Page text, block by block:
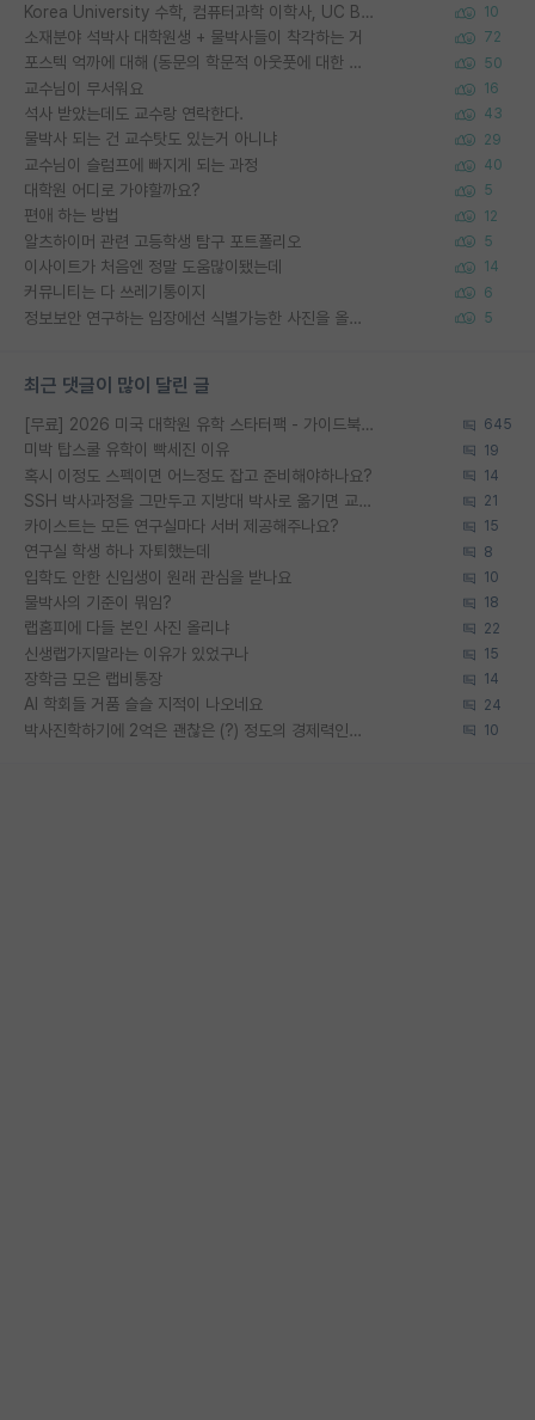
Korea University 수학, 컴퓨터과학 이학사, UC Berkeley 산업공학 대학원 공학박사가 되는 것은 쉽지 않겠죠? 10
소재분야 석박사 대학원생 + 물박사들이 착각하는 거 72
포스텍 억까에 대해 (동문의 학문적 아웃풋에 대한 반박) 50
교수님이 무서워요 16
석사 받았는데도 교수랑 연락한다. 43
물박사 되는 건 교수탓도 있는거 아니냐 29
교수님이 슬럼프에 빠지게 되는 과정 40
대학원 어디로 가야할까요? 5
편애 하는 방법 12
알츠하이머 관련 고등학생 탐구 포트폴리오 5
이사이트가 처음엔 정말 도움많이됐는데 14
커뮤니티는 다 쓰레기통이지 6
정보보안 연구하는 입장에선 식별가능한 사진을 올리는건 비추이긴함 5
최근 댓글이 많이 달린 글
[무료] 2026 미국 대학원 유학 스타터팩 - 가이드북 & 합격자 컨택메일 템플릿 645
미박 탑스쿨 유학이 빡세진 이유 19
혹시 이정도 스펙이면 어느정도 잡고 준비해야하나요? 14
SSH 박사과정을 그만두고 지방대 박사로 옮기면 교수의 꿈은 끝일까요? 21
카이스트는 모든 연구실마다 서버 제공해주나요? 15
연구실 학생 하나 자퇴했는데 8
입학도 안한 신입생이 원래 관심을 받나요 10
물박사의 기준이 뭐임? 18
랩홈피에 다들 본인 사진 올리냐 22
신생랩가지말라는 이유가 있었구나 15
장학금 모은 랩비통장 14
AI 학회들 거품 슬슬 지적이 나오네요 24
박사진학하기에 2억은 괜찮은 (?) 정도의 경제력인가요 10